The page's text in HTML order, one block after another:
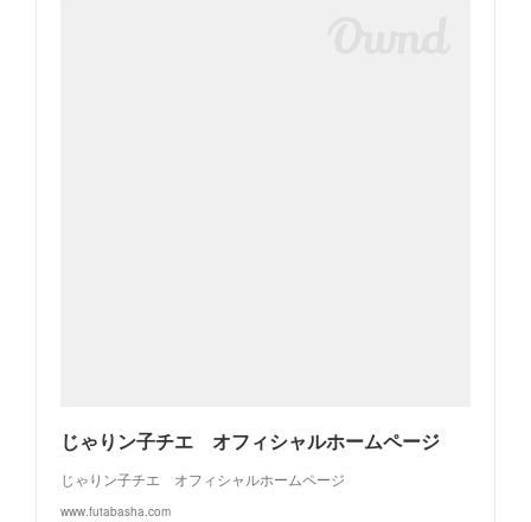
じゃりン子チエ オフィシャルホームページ
じゃりン子チエ オフィシャルホームページ
www.futabasha.com